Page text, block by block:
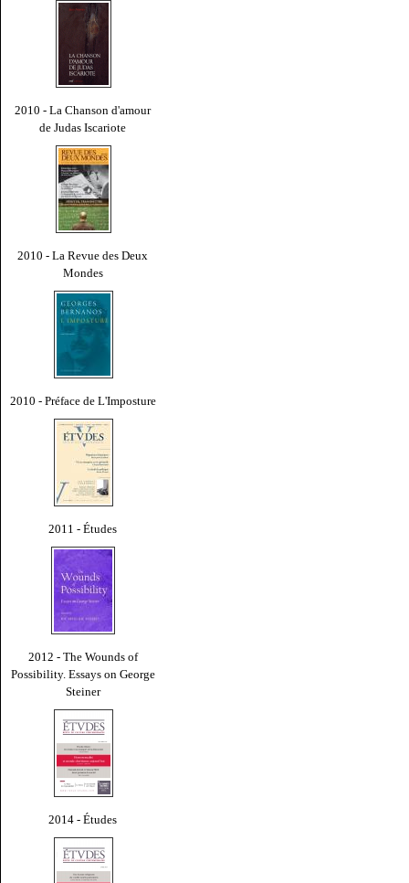
2010 - La Chanson d'amour
de Judas Iscariote
2010 - La Revue des Deux
Mondes
2010 - Préface de L'Imposture
2011 - Études
2012 - The Wounds of
Possibility. Essays on George
Steiner
2014 - Études